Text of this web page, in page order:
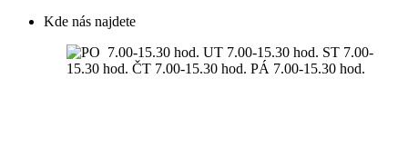
Kde nás najdete